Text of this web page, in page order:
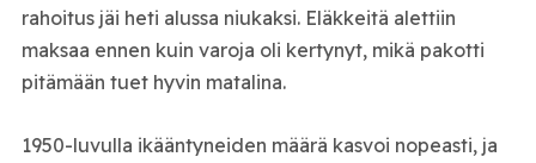
rahoitus jäi heti alussa niukaksi. Eläkkeitä alettiin
maksaa ennen kuin varoja oli kertynyt, mikä pakotti
pitämään tuet hyvin matalina.
1950-luvulla ikääntyneiden määrä kasvoi nopeasti, ja